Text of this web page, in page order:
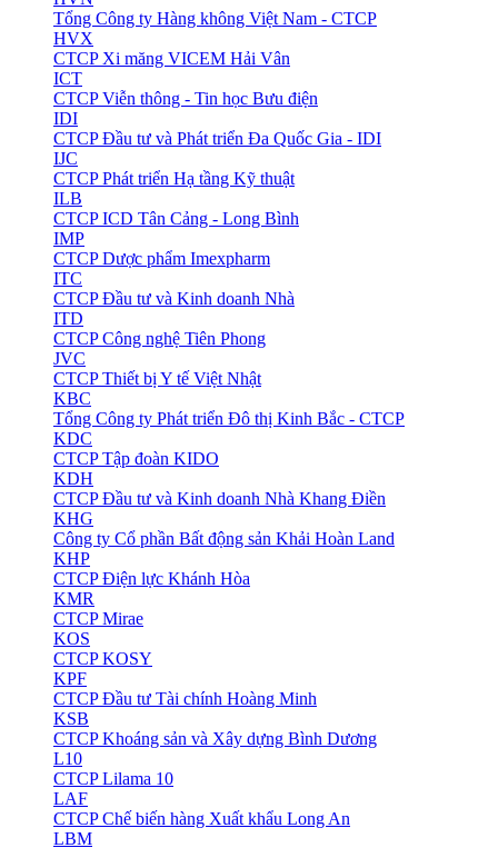
Tổng Công ty Hàng không Việt Nam - CTCP
HVX
CTCP Xi măng VICEM Hải Vân
ICT
CTCP Viễn thông - Tin học Bưu điện
IDI
CTCP Đầu tư và Phát triển Đa Quốc Gia - IDI
IJC
CTCP Phát triển Hạ tầng Kỹ thuật
ILB
CTCP ICD Tân Cảng - Long Bình
IMP
CTCP Dược phẩm Imexpharm
ITC
CTCP Đầu tư và Kinh doanh Nhà
ITD
CTCP Công nghệ Tiên Phong
JVC
CTCP Thiết bị Y tế Việt Nhật
KBC
Tổng Công ty Phát triển Đô thị Kinh Bắc - CTCP
KDC
CTCP Tập đoàn KIDO
KDH
CTCP Đầu tư và Kinh doanh Nhà Khang Điền
KHG
Công ty Cổ phần Bất động sản Khải Hoàn Land
KHP
CTCP Điện lực Khánh Hòa
KMR
CTCP Mirae
KOS
CTCP KOSY
KPF
CTCP Đầu tư Tài chính Hoàng Minh
KSB
CTCP Khoáng sản và Xây dựng Bình Dương
L10
CTCP Lilama 10
LAF
CTCP Chế biến hàng Xuất khẩu Long An
LBM